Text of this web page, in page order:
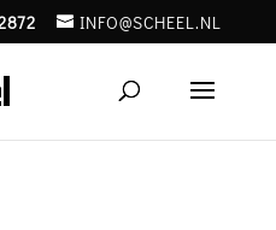
INFO@SCHEEL.NL